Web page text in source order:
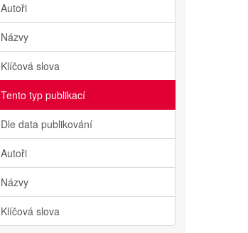
Autoři
Názvy
Klíčová slova
Tento typ publikací
Dle data publikování
Autoři
Názvy
Klíčová slova